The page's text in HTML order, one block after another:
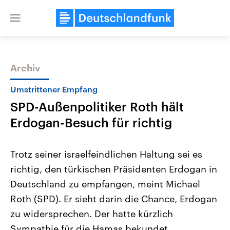
Close
Themen
Landtagswahl Sachsen-Anhalt
2026
Alle Informationen
Sachsen-Anhalt wählt am 6.
September 2026 einen neuen
Landtag. Seit 2021 wird das
Bundesland von einer Koalition aus
USA
Aktuelle Beiträge,
Hintergründe
Wirtschaftlich und
gehören die Vereinigten
den mächtigsten Ländern
mit großem Einfluss auf
Archiv
Umstrittener Empfang
SPD-Außenpolitiker Roth hält
Erdogan-Besuch für richtig
Trotz seiner israelfeindlichen Haltung sei es
richtig, den türkischen Präsidenten Erdogan in
Deutschland zu empfangen, meint Michael
Roth (SPD). Er sieht darin die Chance, Erdogan
zu widersprechen. Der hatte kürzlich